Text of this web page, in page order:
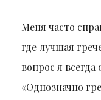
Меня часто
где лучшая
вопрос я всегда
«Однозначно